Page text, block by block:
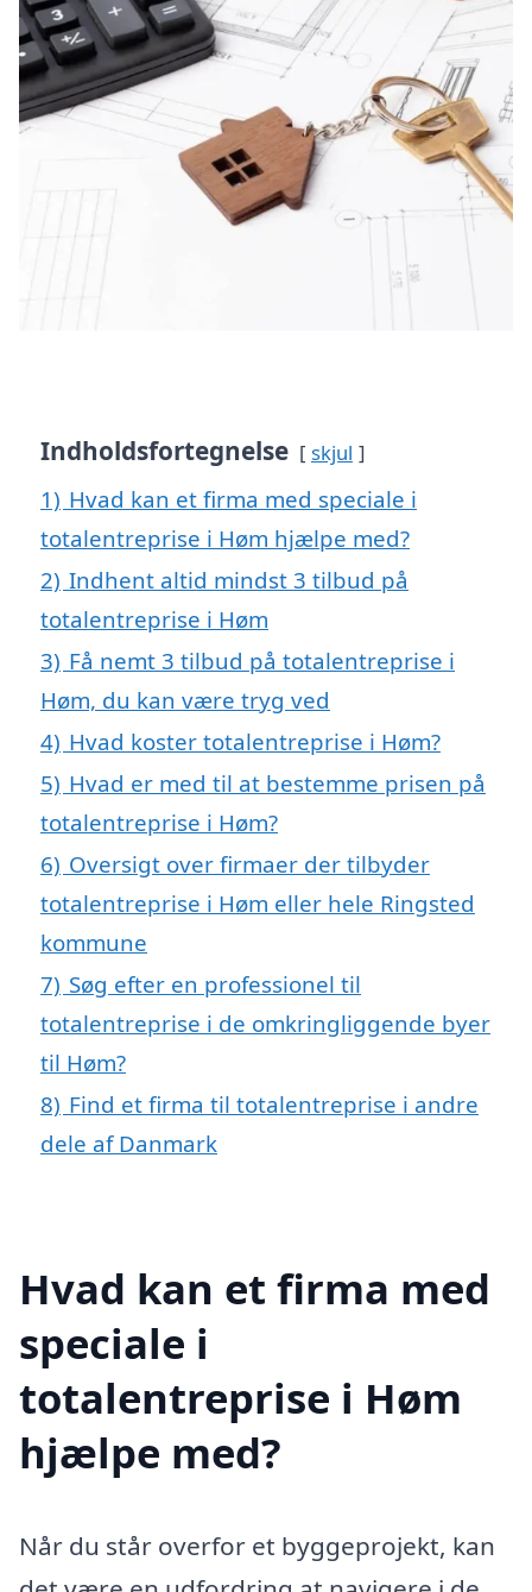
Indholdsfortegnelse skjul
1) Hvad kan et firma med speciale i
totalentreprise i Høm hjælpe med?
2) Indhent altid mindst 3 tilbud på
totalentreprise i Høm
3) Få nemt 3 tilbud på totalentreprise i
Høm, du kan være tryg ved
4) Hvad koster totalentreprise i Høm?
5) Hvad er med til at bestemme prisen på
totalentreprise i Høm?
6) Oversigt over firmaer der tilbyder
totalentreprise i Høm eller hele Ringsted
kommune
7) Søg efter en professionel til
totalentreprise i de omkringliggende byer
til Høm?
8) Find et firma til totalentreprise i andre
dele af Danmark
Hvad kan et firma med
speciale i
totalentreprise i Høm
hjælpe med?
Når du står overfor et byggeprojekt, kan